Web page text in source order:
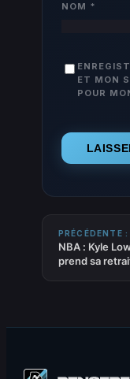
NOM *
ET MON
POUR
PRÉCÉDENTE :
NBA : Kyle
prend sa